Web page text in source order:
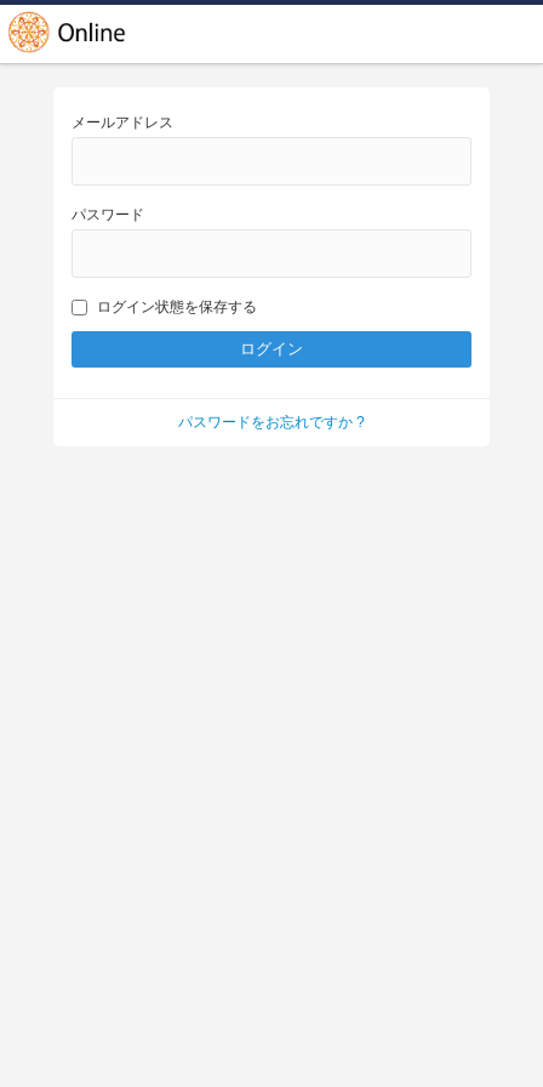
メールアドレス
パスワード
ログイン状態を保存する
パスワードをお忘れですか ?